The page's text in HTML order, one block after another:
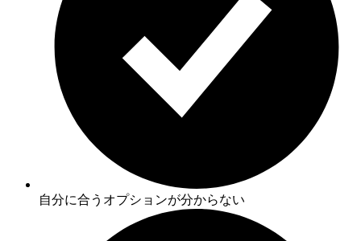
自分に合うオプションが分からない